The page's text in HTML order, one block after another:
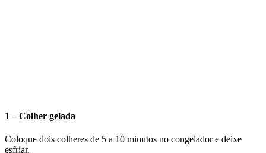
1 – Colher gelada
Coloque dois colheres de 5 a 10 minutos no congelador e deixe
esfriar.